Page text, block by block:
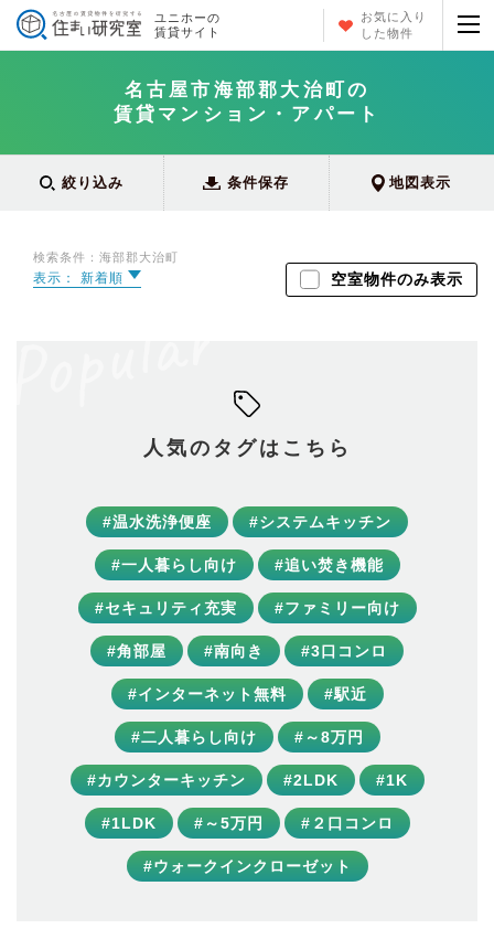
ユニホーの
賃貸サイト
お気に入り
した物件
名古屋市海部郡大治町の
賃貸マンション・アパート
絞り込み 条件保存 地図表示
検索条件：海部郡大治町
表示： 新着順 空室物件のみ表示
人気のタグはこちら
#温水洗浄便座 #システムキッチン
#一人暮らし向け #追い焚き機能
#セキュリティ充実 #ファミリー向け
#角部屋 #南向き #3口コンロ
#インターネット無料 #駅近
#二人暮らし向け #～8万円
#カウンターキッチン #2LDK #1K
#1LDK #～5万円 #２口コンロ
#ウォークインクローゼット